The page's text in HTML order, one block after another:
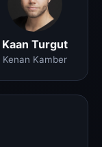
Kaan Turgut
Kenan Kamber